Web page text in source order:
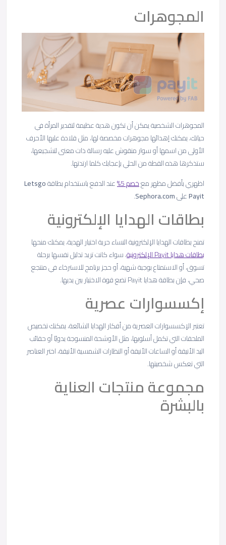
المجوهرات
المجوهرات الشخصية يمكن أن تكون هدية عظيمة لتقدير المرأة في
حياتك، يمكنك إهدائها مجوهرات مخصصة لها، مثل قلادة عليها الأحرف
الأولى من اسمها أو سوار منقوش عليه رسالة ذات معنى لتشجيعها،
ستذكرها هذه القطة من الحلي بإعجابك كلما ارتدتها.
اظهري بأفضل مظهر معخصم 5% عند الدفع باستخدام بطاقةLetsgo
PayitعلىSephora.com
.
بطاقات الهدايا الإلكترونية
تمنح بطاقات الهدايا الإلكترونية النساء حرية اختيار الهدية، يمكنك منحها
بطاقات هدايا Payit الإلكترونية
، سواء كانت تريد تدليل نفسها برحلة
تسوق، أو الاستمتاع بوجبة شهية، أو حجز برنامج للاسترخاء في منتجع
صحي، فإن بطاقة هدايا Payit تضع قوة الاختيار بين يديها.
إكسسوارات عصرية
تعتبر الإكسسوارات العصرية من أفكار الهدايا الشائعة، يمكنك تخصيص
الملحقات التي تكمل أسلوبها، مثل الأوشحة المنسوجة يدويًا أو حقائب
اليد الأنيقة أو الساعات الأنيقة أو النظارات الشمسية الأنيقة، اختر العناصر
التي تعكس شخصيتها.
مجموعة منتجات العناية
بالبشرة